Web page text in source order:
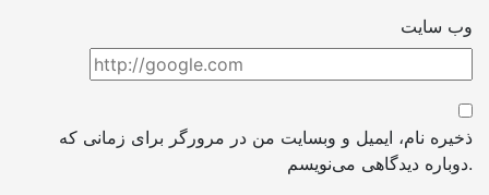
وب سایت
ذخیره نام، ایمیل و وبسایت من در مرورگر برای زمانی که
دوباره دیدگاهی می‌نویسم.